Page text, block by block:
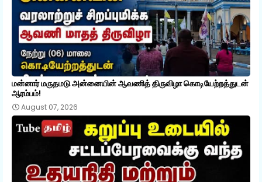
மன்னார் மருதமடு அன்னையின் ஆவணித் திருவிழா கொடியேற்றத்துடன்
ஆரம்பம்!
August 07, 2026